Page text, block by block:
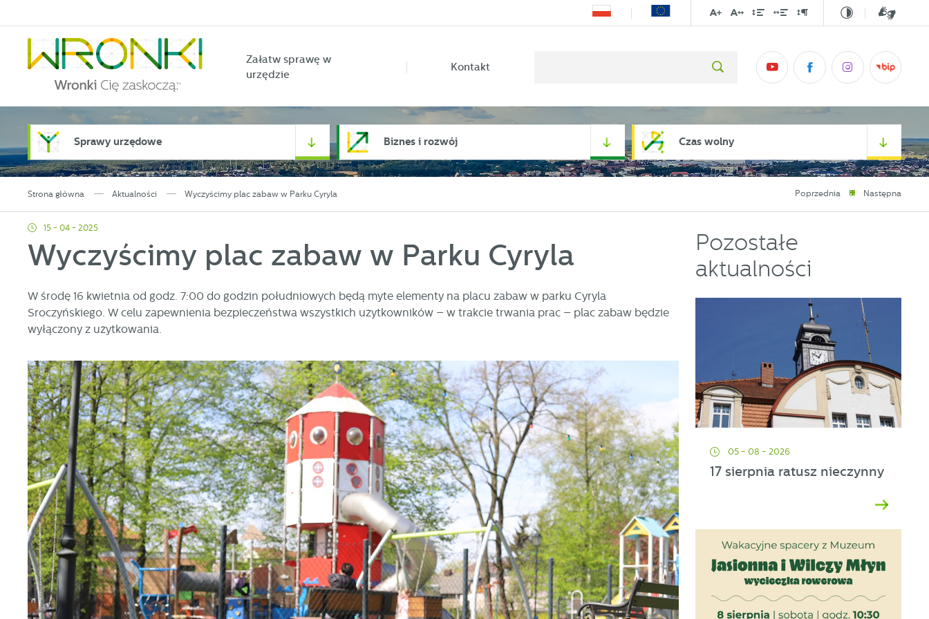
Załatw sprawę w
urzędzie
Kontakt
Sprawy urzędowe Biznes i rozwój Czas wolny
Strona główna Aktualności Wyczyścimy plac zabaw w Parku Cyryla Poprzednia Następna
15 - 04 - 2025
Wyczyścimy plac zabaw w Parku Cyryla
W środę 16 kwietnia od godz. 7:00 do godzin południowych będą myte elementy na placu zabaw w parku Cyryla
Sroczyńskiego. W celu zapewnienia bezpieczeństwa wszystkich użytkowników – w trakcie trwania prac – plac zabaw będzie
wyłączony z użytkowania.
Pozostałe
aktualności
05 - 08 - 2026
17 sierpnia ratusz nieczynny
Ustawienia